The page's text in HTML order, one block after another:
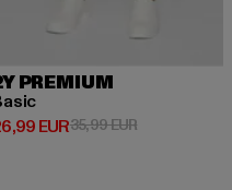
EUR
PREMIUM
EURPreis: 26,99 EUR
35,99 EURAktionspreis: